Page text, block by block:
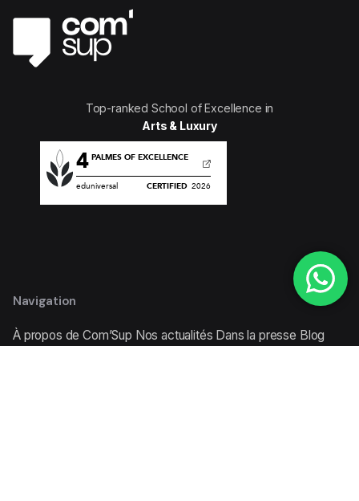
Top-ranked School of Excellence in
Arts & Luxury
Navigation
À propos de Com’Sup Nos actualités Dans la presse Blog